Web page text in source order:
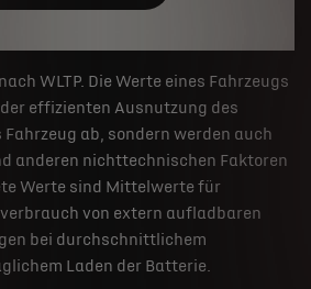
WLTP. Die Werte eines Fahrzeugs
effizienten Ausnutzung des
ab, sondern werden auch
anderen nichttechnischen Faktoren
Werte sind Mittelwerte für
von extern aufladbaren
bei durchschnittlichem
Laden der Batterie.